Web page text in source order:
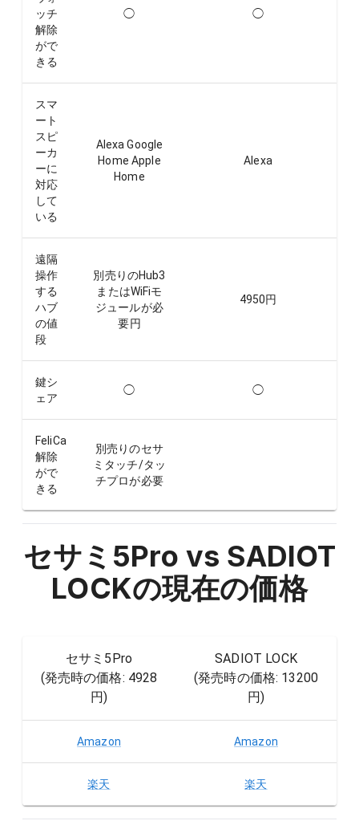
ッチ
解除
がで
きる
◯ ◯
スマ
ート
スピ
ーカ
ーに
対応
して
いる
Alexa Google
Home Apple
Home
Alexa
遠隔
操作
する
ハブ
の値
段
別売りのHub3
またはWiFiモ
ジュールが必
要円
4950円
鍵シ
ェア
◯ ◯
FeliCa
解除
がで
きる
別売りのセサ
ミタッチ/タッ
チプロが必要
セサミ5Pro vs SADIOT
LOCKの現在の価格
セサミ5Pro
(発売時の価格: 4928
円)
SADIOT LOCK
(発売時の価格: 13200
円)
Amazon Amazon
楽天 楽天